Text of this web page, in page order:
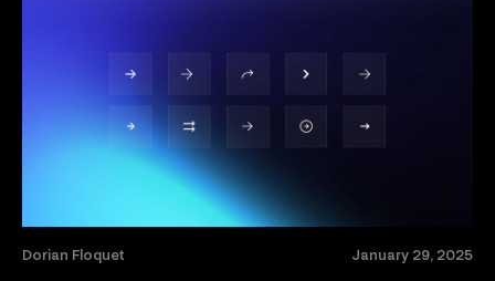
Dorian Floquet January 29, 2025